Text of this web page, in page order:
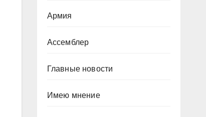
Армия
Ассемблер
Главные новости
Имею мнение